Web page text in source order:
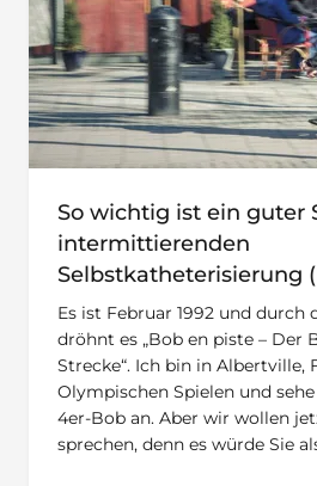
So wichtig ist ein guter
intermittierenden
Selbstkatheterisierung
Es ist Februar 1992 und durch
dröhnt es „Bob en piste – Der
Strecke“. Ich bin in Albertville,
Olympischen Spielen und
4er-Bob an. Aber wir wollen
sprechen, denn es würde Sie